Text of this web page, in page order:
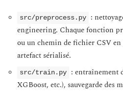
src/preprocess.py
:
engineering. Chaque fonction
ou un chemin de fichier CSV
artefact sérialisé.
src/train.py
: entraînement
XGBoost, etc.), sauvegarde des